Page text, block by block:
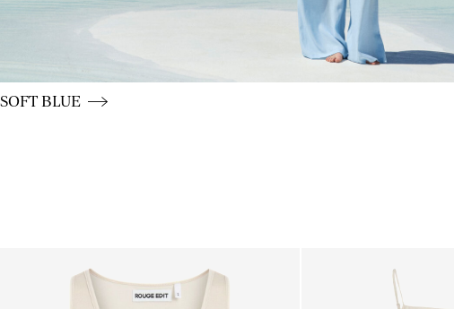
SOFT BLUE
CE_colours_spot01_BUTTON_linked_wk20_15-05-26_blue